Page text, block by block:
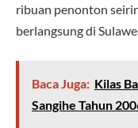
ribuan penonton
berlangsung di
Baca Juga: Kilas
Sangihe Tahun